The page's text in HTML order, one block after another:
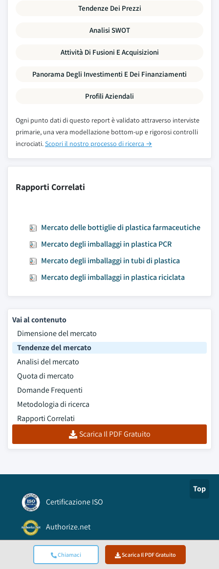
Chiamaci Scarica Il PDF Gratuito
Tendenze Dei Prezzi
Analisi SWOT
Attività Di Fusioni E Acquisizioni
Panorama Degli Investimenti E Dei Finanziamenti
Profili Aziendali
Ogni punto dati di questo report è validato attraverso interviste
primarie, una vera modellazione bottom-up e rigorosi controlli
incrociati.Scopri il nostro processo di ricerca →
Rapporti Correlati
Mercato delle bottiglie di plastica farmaceutiche
Mercato degli imballaggi in plastica PCR
Mercato degli imballaggi in tubi di plastica
Mercato degli imballaggi in plastica riciclata
Vai al contenuto
Dimensione del mercato
Tendenze del mercato
Analisi del mercato
Quota di mercato
Domande Frequenti
Metodologia di ricerca
Rapporti Correlati
Scarica Il PDF Gratuito
Top
Certificazione ISO
Authorize.net
Accreditamento BBB A+